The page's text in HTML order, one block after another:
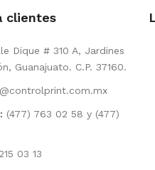
clientes
Dique # 310 A, Jardines
Guanajuato. C.P. 37160.
(477) 763 02 58 y (477)
03 13